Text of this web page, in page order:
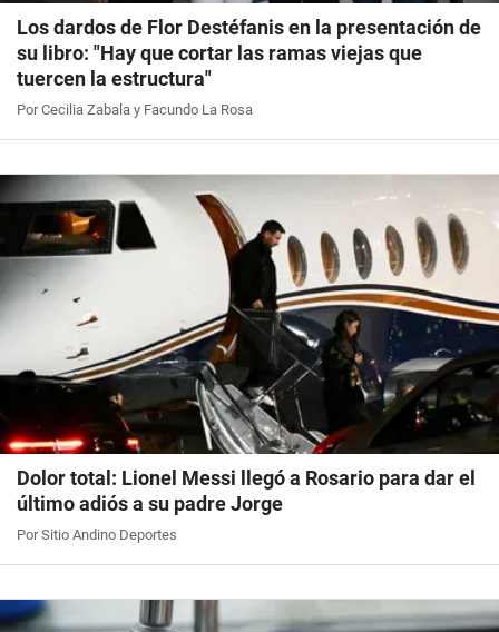
Los dardos de Flor Destéfanis en la presentación de
su libro: "Hay que cortar las ramas viejas que
tuercen la estructura"
Por Cecilia Zabala y Facundo La Rosa
Dolor total: Lionel Messi llegó a Rosario para dar el
último adiós a su padre Jorge
Por Sitio Andino Deportes